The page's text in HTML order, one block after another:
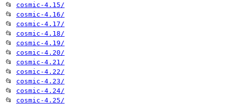
📂 cosmic-4.15/
📂 cosmic-4.16/
📂 cosmic-4.17/
📂 cosmic-4.18/
📂 cosmic-4.19/
📂 cosmic-4.20/
📂 cosmic-4.21/
📂 cosmic-4.22/
📂 cosmic-4.23/
📂 cosmic-4.24/
📂 cosmic-4.25/